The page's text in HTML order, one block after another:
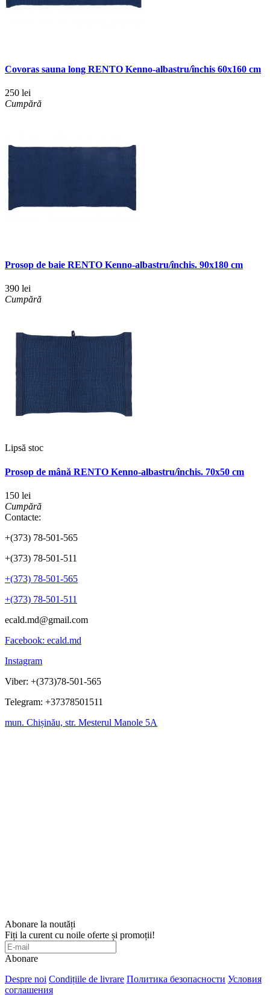
Covoras sauna long RENTO Kenno-albastru/închis 60x160 cm
250 lei
Cumpără
Prosop de baie RENTO Kenno-albastru/închis. 90x180 cm
390 lei
Cumpără
Lipsă stoc
Prosop de mână RENTO Kenno-albastru/închis. 70x50 cm
150 lei
Cumpără
Contacte:
+(373) 78-501-565
+(373) 78-501-511
+(373) 78-501-565
+(373) 78-501-511
ecald.md@gmail.com
Facebook: ecald.md
Instagram
Viber: +(373)78-501-565
Telegram: +37378501511
mun. Chișinău, str. Mesterul Manole 5A
Abonare la noutăți
Fiți la curent cu noile oferte și promoții!
Abonare
Despre noi Condițiile de livrare Политика безопасности Условия
соглашения